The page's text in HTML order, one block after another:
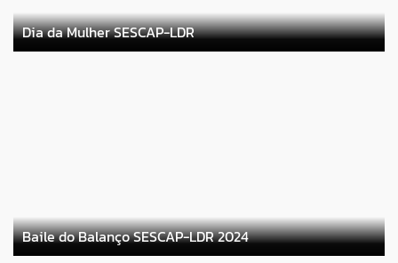
Dia da Mulher SESCAP-LDR
Baile do Balanço SESCAP-LDR 2024